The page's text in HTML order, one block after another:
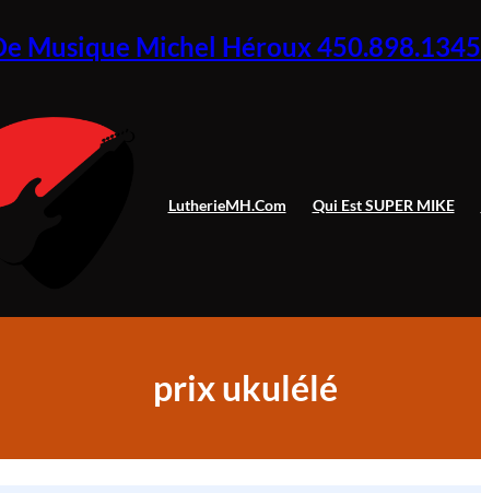
Musique Michel Héroux 450.898.1345
LutherieMH.com Qui Est SUPER MIKE
prix ukulélé